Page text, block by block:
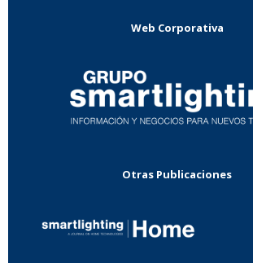
Web Corporativa
Otras Publicaciones